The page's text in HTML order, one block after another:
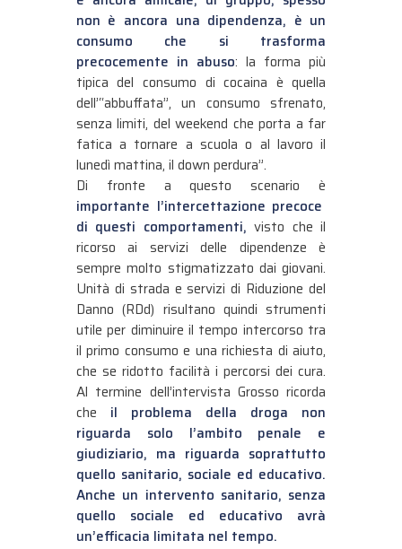
non è ancora una dipendenza, è un
consumo che si trasforma
precocemente in abuso: la forma più
tipica del consumo di cocaina è quella
dell’“abbuffata”, un consumo sfrenato,
senza limiti, del weekend che porta a far
fatica a tornare a scuola o al lavoro il
lunedì mattina, il down perdura”.
Di fronte a questo scenario è
importante l’intercettazione precoce
di questi comportamenti, visto che il
ricorso ai servizi delle dipendenze è
sempre molto stigmatizzato dai giovani.
Unità di strada e servizi di Riduzione del
Danno (RDd) risultano quindi strumenti
utile per diminuire il tempo intercorso tra
il primo consumo e una richiesta di aiuto,
che se ridotto facilità i percorsi dei cura.
Al termine dell’intervista Grosso ricorda
che il problema della droga non
riguarda solo l’ambito penale e
giudiziario, ma riguarda soprattutto
quello sanitario, sociale ed educativo.
Anche un intervento sanitario, senza
quello sociale ed educativo avrà
un’efficacia limitata nel tempo.